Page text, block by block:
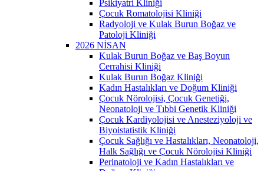
Psikiyatri Kliniği
Çocuk Romatolojisi Kliniği
Radyoloji ve Kulak Burun Boğaz ve
Patoloji Kliniği
2026 NİSAN
Kulak Burun Boğaz ve Baş Boyun
Cerrahisi Kliniği
Kulak Burun Boğaz Kliniği
Kadın Hastalıkları ve Doğum Kliniği
Çocuk Nörolojisi, Çocuk Genetiği,
Neonatoloji ve Tıbbi Genetik Kliniği
Çocuk Kardiyolojisi ve Anesteziyoloji ve
Biyoistatistik Kliniği
Çocuk Sağlığı ve Hastalıkları, Neonatoloji,
Halk Sağlığı ve Çocuk Nörolojisi Kliniği
Perinatoloji ve Kadın Hastalıkları ve